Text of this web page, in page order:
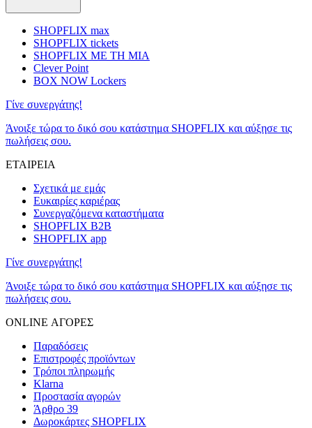
SHOPFLIX max
SHOPFLIX tickets
SHOPFLIX ΜΕ ΤΗ ΜΙΑ
Clever Point
BOX NOW Lockers
Γίνε συνεργάτης!
Άνοιξε τώρα το δικό σου κατάστημα SHOPFLIX και αύξησε τις
πωλήσεις σου.
ΕΤΑΙΡΕΙΑ
Σχετικά με εμάς
Ευκαιρίες καριέρας
Συνεργαζόμενα καταστήματα
SHOPFLIX B2B
SHOPFLIX app
Γίνε συνεργάτης!
Άνοιξε τώρα το δικό σου κατάστημα SHOPFLIX και αύξησε τις
πωλήσεις σου.
ONLINE ΑΓΟΡΕΣ
Παραδόσεις
Επιστροφές προϊόντων
Τρόποι πληρωμής
Klarna
Προστασία αγορών
Άρθρο 39
Δωροκάρτες SHOPFLIX